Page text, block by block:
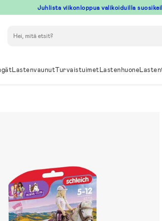
Juhlista viikonloppua valikoiduilla
LastenvaunutTurvaistuimetLastenhuone